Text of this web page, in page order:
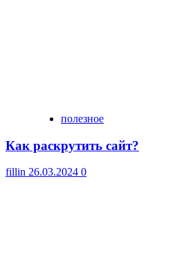
полезное
Как раскрутить сайт?
fillin 26.03.2024 0